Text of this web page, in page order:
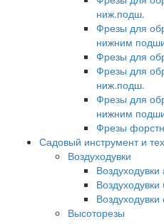
ниж.подш.
Фрезы для
нижним
Фрезы для
Фрезы для
ниж.подш.
Фрезы для
нижним
Фрезы
Садовый инструмент и
Воздуходувки
Высоторезы